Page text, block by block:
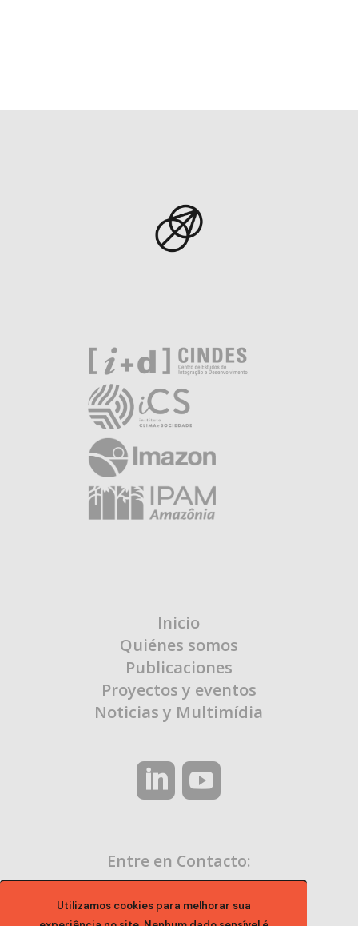
Utilizamos cookies para melhorar sua
Inicio
Quiénes somos
Publicaciones
Proyectos y eventos
Noticias y Multimídia
Entre en Contacto:
contato@ocaa.org.br